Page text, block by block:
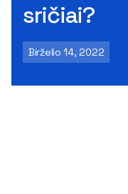
sričiai?
Birželio 14, 2022